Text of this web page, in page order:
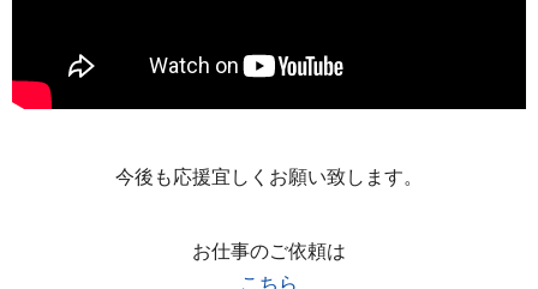
今後も応援宜しくお願い致します。
お仕事のご依頼は
こちら